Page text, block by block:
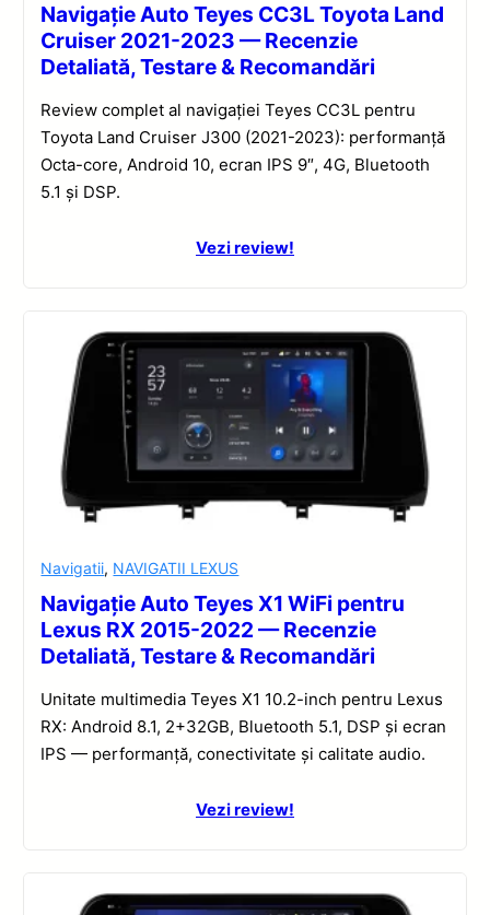
Navigație Auto Teyes CC3L Toyota Land
Cruiser 2021-2023 — Recenzie
Detaliată, Testare & Recomandări
Review complet al navigației Teyes CC3L pentru
Toyota Land Cruiser J300 (2021-2023): performanță
Octa-core, Android 10, ecran IPS 9″, 4G, Bluetooth
5.1 și DSP.
Vezi review!
Navigatii, NAVIGATII LEXUS
Navigație Auto Teyes X1 WiFi pentru
Lexus RX 2015-2022 — Recenzie
Detaliată, Testare & Recomandări
Unitate multimedia Teyes X1 10.2-inch pentru Lexus
RX: Android 8.1, 2+32GB, Bluetooth 5.1, DSP și ecran
IPS — performanță, conectivitate și calitate audio.
Vezi review!